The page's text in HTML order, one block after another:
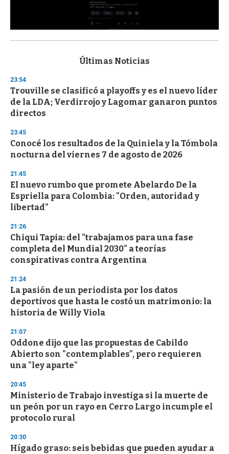
s
d
s
o
f
3
s
e
c
o
d
s
Últimas Noticias
23:54
Trouville se clasificó a playoffs y es el nuevo líder
de la LDA; Verdirrojo y Lagomar ganaron puntos
directos
23:45
Conocé los resultados de la Quiniela y la Tómbola
nocturna del viernes 7 de agosto de 2026
21:45
El nuevo rumbo que promete Abelardo De la
Espriella para Colombia: "Orden, autoridad y
libertad"
21:26
Chiqui Tapia: del "trabajamos para una fase
completa del Mundial 2030" a teorías
conspirativas contra Argentina
21:24
La pasión de un periodista por los datos
deportivos que hasta le costó un matrimonio: la
historia de Willy Viola
21:07
Oddone dijo que las propuestas de Cabildo
Abierto son "contemplables", pero requieren
una "ley aparte"
20:45
Ministerio de Trabajo investiga si la muerte de
un peón por un rayo en Cerro Largo incumple el
protocolo rural
20:30
Hígado graso: seis bebidas que pueden ayudar a